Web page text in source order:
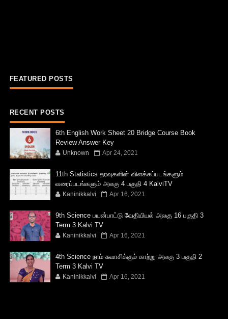
FEATURED POSTS
RECENT POSTS
6th English Work Sheet 20 Bridge Course Book
Review Answer Key
Unknown Apr 24, 2021
11th Statistics தரவுகளின் விளக்கப்படங்களும்
வரைப்படங்களும் அலகு 4 பகுதி 4 KalviTV
Kaninikkalvi Apr 16, 2021
9th Science பயன்பாட்டு வேதியியல் அலகு 16 பகுதி 3
Term 3 Kalvi TV
Kaninikkalvi Apr 16, 2021
4th Science நாம் சுவாசிக்கும் காற்று அலகு 3 பகுதி 2
Term 3 Kalvi TV
Kaninikkalvi Apr 16, 2021